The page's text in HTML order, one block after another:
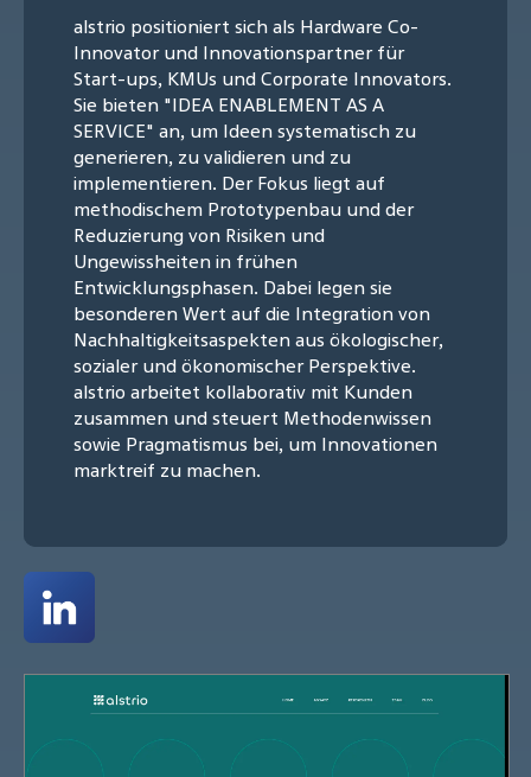
alstrio positioniert sich als Hardware Co-
Innovator und Innovationspartner für
Start-ups, KMUs und Corporate Innovators.
Sie bieten "IDEA ENABLEMENT AS A
SERVICE" an, um Ideen systematisch zu
generieren, zu validieren und zu
implementieren. Der Fokus liegt auf
methodischem Prototypenbau und der
Reduzierung von Risiken und
Ungewissheiten in frühen
Entwicklungsphasen. Dabei legen sie
besonderen Wert auf die Integration von
Nachhaltigkeitsaspekten aus ökologischer,
sozialer und ökonomischer Perspektive.
alstrio arbeitet kollaborativ mit Kunden
zusammen und steuert Methodenwissen
sowie Pragmatismus bei, um Innovationen
marktreif zu machen.